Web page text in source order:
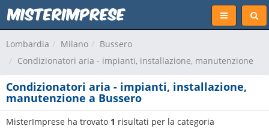
Lombardia Milano
Bussero
Condizionatori aria - impianti, installazione, manutenzione
Condizionatori aria - impianti, installazione,
manutenzione a Bussero
MisterImprese ha trovato 1 risultati per la categoria